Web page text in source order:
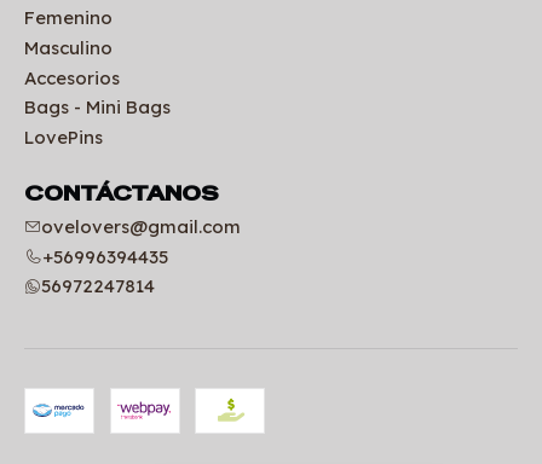
Femenino
Masculino
Accesorios
Bags - Mini Bags
LovePins
CONTÁCTANOS
ovelovers@gmail.com
+56996394435
56972247814